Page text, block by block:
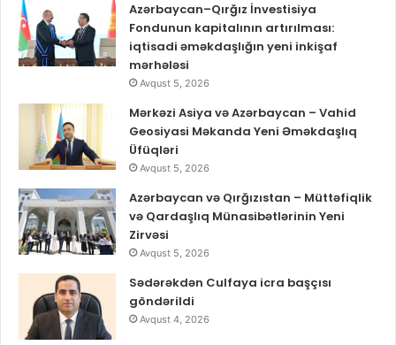
Azərbaycan–Qırğız İnvestisiya
Fondunun kapitalının artırılması:
iqtisadi əməkdaşlığın yeni inkişaf
mərhələsi
Avqust 5, 2026
Mərkəzi Asiya və Azərbaycan – Vahid
Geosiyasi Məkanda Yeni Əməkdaşlıq
Üfüqləri
Avqust 5, 2026
Azərbaycan və Qırğızıstan – Müttəfiqlik
və Qardaşlıq Münasibətlərinin Yeni
Zirvəsi
Avqust 5, 2026
Sədərəkdən Culfaya icra başçısı
göndərildi
Avqust 4, 2026